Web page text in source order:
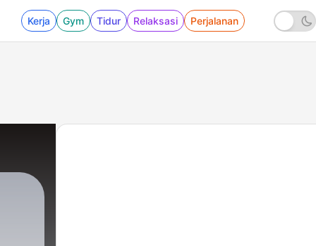
Kerja Gym Tidur Relaksasi Perjalanan